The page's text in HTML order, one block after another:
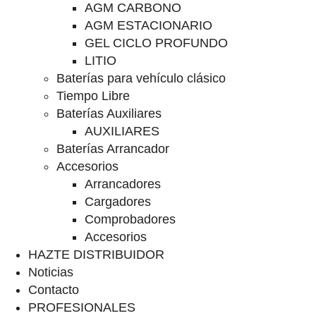
AGM CARBONO
AGM ESTACIONARIO
GEL CICLO PROFUNDO
LITIO
Baterías para vehículo clásico
Tiempo Libre
Baterías Auxiliares
AUXILIARES
Baterías Arrancador
Accesorios
Arrancadores
Cargadores
Comprobadores
Accesorios
HAZTE DISTRIBUIDOR
Noticias
Contacto
PROFESIONALES